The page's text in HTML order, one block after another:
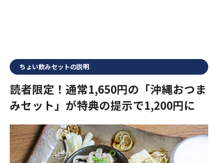
ちょい飲みセットの説明
読者限定！通常1,650円の「沖縄おつま
みセット」が特典の提示で1,200円に